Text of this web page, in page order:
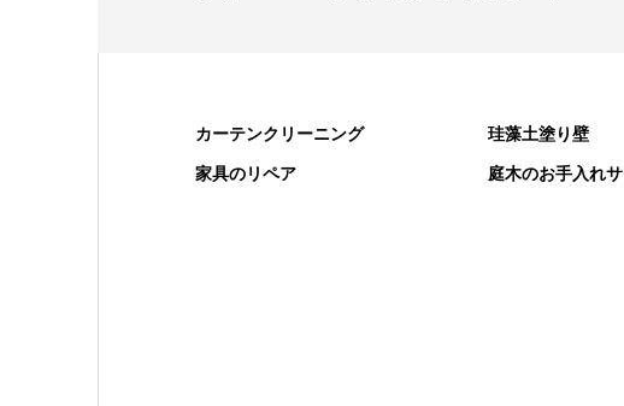
カーテンクリーニング 珪藻土塗り壁
家具のリペア 庭木のお手入れ